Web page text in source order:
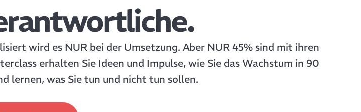
wird es NUR bei der Umsetzung. Aber NUR 45% sind mit ihren
erhalten Sie Ideen und Impulse, wie Sie das Wachstum in 90
lernen, was Sie tun und nicht tun sollen.